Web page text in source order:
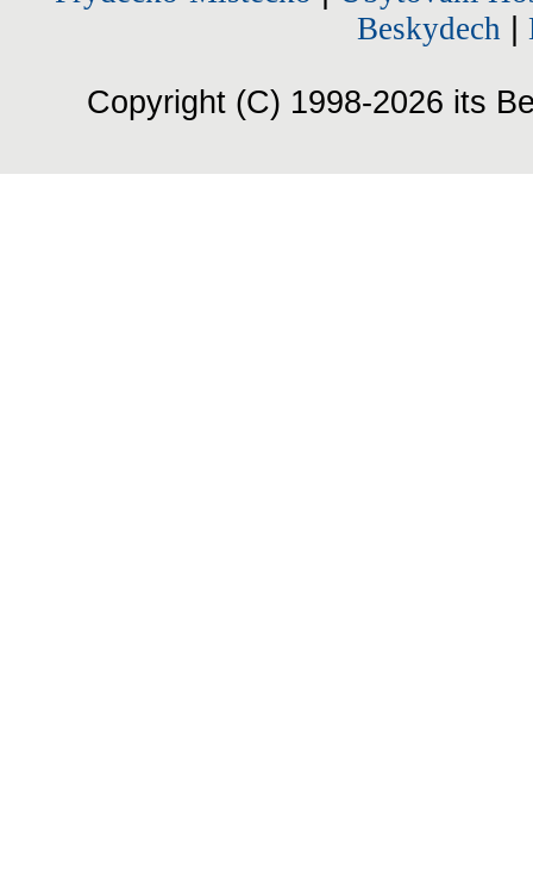
Beskydech
Copyright (C) 1998-2026 its